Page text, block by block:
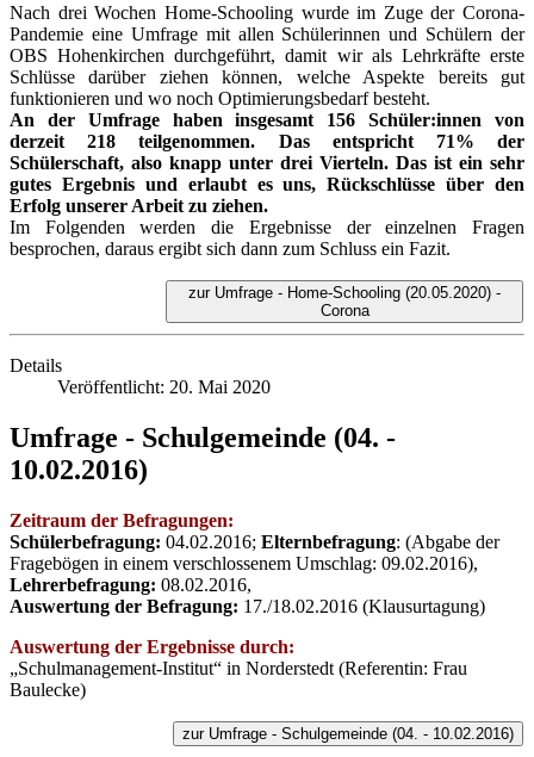
Nach drei Wochen Home-Schooling wurde im Zuge der Corona-
Pandemie eine Umfrage mit allen Schülerinnen und Schülern der
OBS Hohenkirchen durchgeführt, damit wir als Lehrkräfte erste
Schlüsse darüber ziehen können, welche Aspekte bereits gut
funktionieren und wo noch Optimierungsbedarf besteht.
An der Umfrage haben insgesamt 156 Schüler:innen von
derzeit 218 teilgenommen. Das entspricht 71% der
Schülerschaft, also knapp unter drei Vierteln. Das ist ein sehr
gutes Ergebnis und erlaubt es uns, Rückschlüsse über den
Erfolg unserer Arbeit zu ziehen.
Im Folgenden werden die Ergebnisse der einzelnen Fragen
besprochen, daraus ergibt sich dann zum Schluss ein Fazit.
zur Umfrage - Home-Schooling (20.05.2020) -
Corona
Details
Veröffentlicht: 20. Mai 2020
Umfrage - Schulgemeinde (04. -
10.02.2016)
Zeitraum der Befragungen:
Schülerbefragung: 04.02.2016; Elternbefragung: (Abgabe der
Fragebögen in einem verschlossenem Umschlag: 09.02.2016),
Lehrerbefragung: 08.02.2016,
Auswertung der Befragung: 17./18.02.2016 (Klausurtagung)
Auswertung der Ergebnisse durch:
„Schulmanagement-Institut“ in Norderstedt (Referentin: Frau
Baulecke)
zur Umfrage - Schulgemeinde (04. - 10.02.2016)